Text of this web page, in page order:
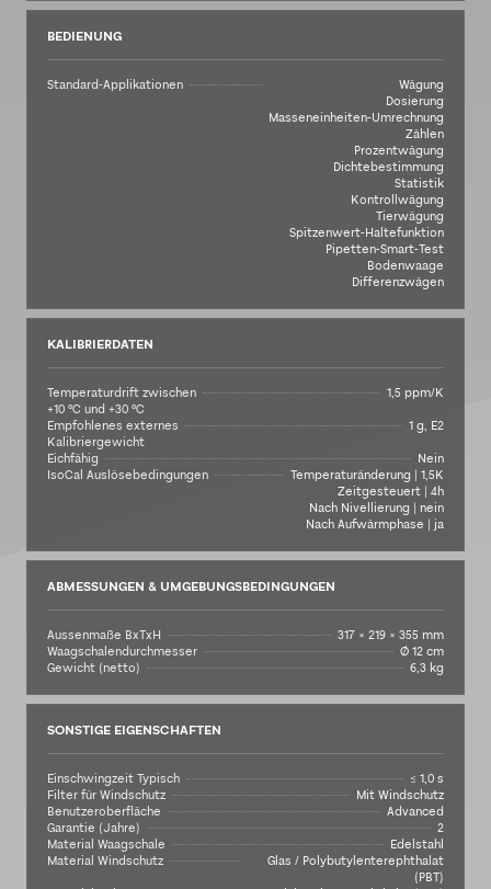
BEDIENUNG
Standard-Applikationen
Wägung
Dosierung
Masseneinheiten-Umrechnung
Zählen
Prozentwägung
Dichtebestimmung
Statistik
Kontrollwägung
Tierwägung
Spitzenwert-Haltefunktion
Pipetten-Smart-Test
Bodenwaage
Differenzwägen
KALIBRIERDATEN
Temperaturdrift zwischen
+10 °C und +30 °C
1,5 ppm/K
Empfohlenes externes
Kalibriergewicht
1 g, E2
Eichfähig
Nein
IsoCal Auslösebedingungen
Temperaturänderung | 1,5K
Zeitgesteuert | 4h
Nach Nivellierung | nein
Nach Aufwärmphase | ja
ABMESSUNGEN & UMGEBUNGSBEDINGUNGEN
Aussenmaße BxTxH
317 × 219 × 355 mm
Waagschalendurchmesser
Ø 12 cm
Gewicht (netto)
6,3 kg
SONSTIGE EIGENSCHAFTEN
Einschwingzeit Typisch
≤ 1,0 s
Filter für Windschutz
Mit Windschutz
Benutzeroberfläche
Advanced
Garantie (Jahre)
2
Material Waagschale
Edelstahl
Material Windschutz
Glas / Polybutylenterephthalat
(PBT)